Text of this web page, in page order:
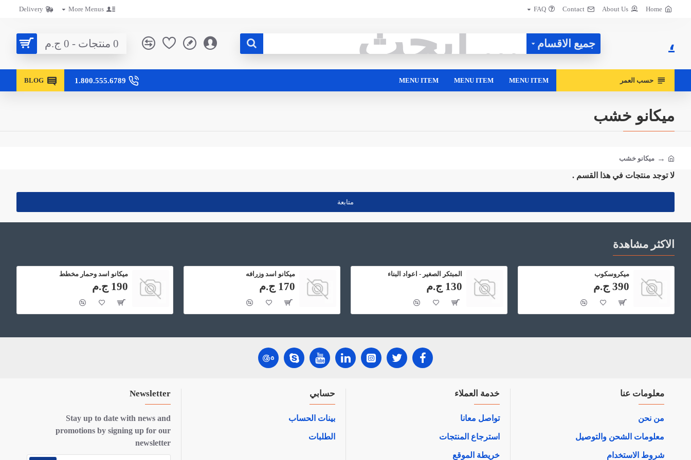
Home
About Us
Contact
FAQ
More Menus
Delivery
، جميع الاقسام 0 منتجات - 0 ج.م
حسب العمر MENU ITEM
MENU ITEM
MENU ITEM
1.800.555.6789
BLOG
ميكانو خشب
ميكانو خشب
لا توجد منتجات في هذا القسم .
متابعة
الاكثر مشاهدة
ميكروسكوب
390 ج.م
المبتكر الصغير - اعواد البناء
130 ج.م
ميكانو اسد وزرافه
170 ج.م
ميكانو اسد وحمار مخطط
190 ج.م
معلومات عنا
من نحن
معلومات الشحن والتوصيل
شروط الاستخدام
خدمة العملاء
تواصل معانا
استرجاع المنتجات
خريطة الموقع
حسابي
بينات الحساب
الطلبات
Newsletter
Stay up to date with news and
promotions by signing up for our
newsletter